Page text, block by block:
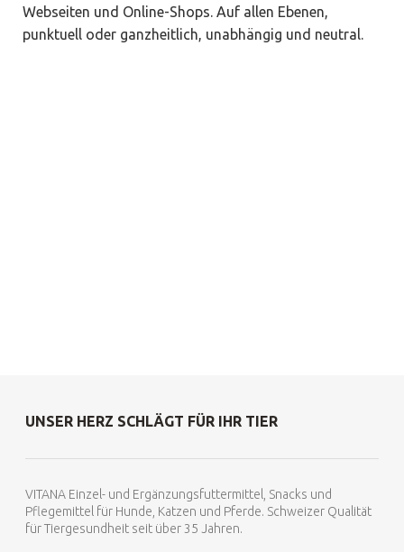
Webseiten und Online-Shops. Auf allen Ebenen,
punktuell oder ganzheitlich, unabhängig und neutral.
UNSER HERZ SCHLÄGT FÜR IHR TIER
VITANA Einzel- und Ergänzungsfuttermittel, Snacks und
Pflegemittel für Hunde, Katzen und Pferde. Schweizer Qualität
für Tiergesundheit seit über 35 Jahren.